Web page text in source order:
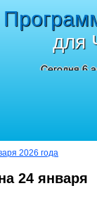
для
Сегодня 6
2026 года
24 января